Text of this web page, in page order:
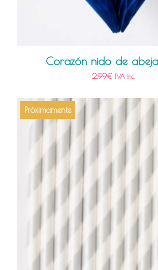
Corazón nido de
2,99€ IVA Inc.
Próximamente